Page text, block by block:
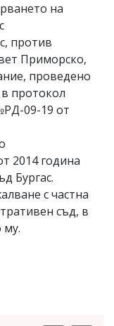
на
против
Приморско,
проведено
протокол
09-19 от
2014 година
Бургас.
с частна
съд, в
му.